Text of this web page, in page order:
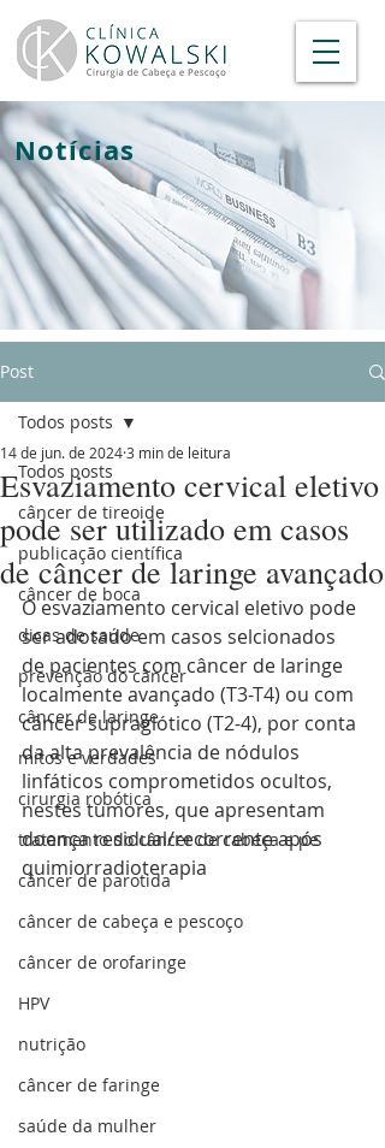
Notícias
Post
Todos posts
câncer de tireoide
publicação científica
câncer de boca
dicas de saúde
prevenção do câncer
câncer de laringe
mitos e verdades
cirurgia robótica
tratamento do câncer de cabeça e pe
câncer de parotida
câncer de cabeça e pescoço
câncer de orofaringe
HPV
nutrição
câncer de faringe
saúde da mulher
Todos posts
Esvaziamento cervical eletivo
pode ser utilizado em casos
de câncer de laringe avançado
14 de jun. de 20243 min de leitura
O esvaziamento cervical eletivo pode
ser adotado em casos selcionados
de pacientes com câncer de laringe
localmente avançado (T3-T4) ou com
câncer supraglótico (T2-4), por conta
da alta prevalência de nódulos
linfáticos comprometidos ocultos,
nestes tumores, que apresentam
doença residual/recorrente após
quimiorradioterapia